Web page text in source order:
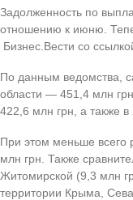
Задолженность по
отношению к июню.
Бизнес.Вести со
По данным ведомства,
области — 451,4 млн
422,6 млн грн, а также
При этом меньше всего
млн грн. Также
Житомирской (9,3 млн
территории Крыма,